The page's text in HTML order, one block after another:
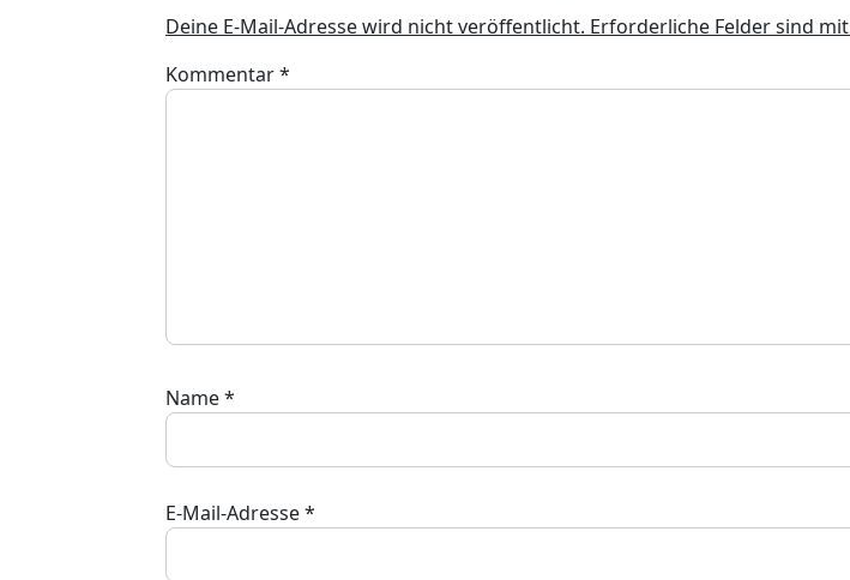
Deine E-Mail-Adresse wird nicht veröffentlicht. Erforderliche Felder sind mit
Kommentar*
Name*
E-Mail-Adresse*